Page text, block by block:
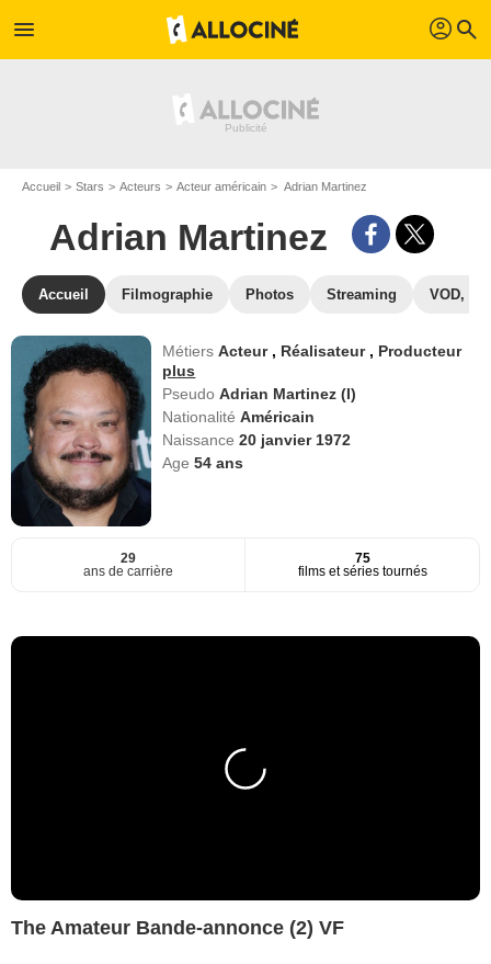
menu profil search
Accueil Stars Acteurs Acteur américain Adrian Martinez
Adrian Martinez
Accueil Filmographie Photos Streaming VOD,
MétiersActeur , Réalisateur , Producteur
plus
PseudoAdrian Martinez (I)
NationalitéAméricain
Naissance20 janvier 1972
Age54 ans
29
ans de carrière
75
films et séries tournés
The Amateur Bande-annonce (2) VF